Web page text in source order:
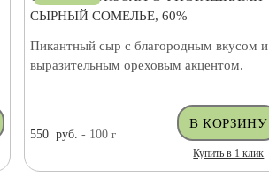
СЫРНЫЙ СОМЕЛЬЕ, 60%
Пикантный сыр с благородным вкусом и
выразительным ореховым акцентом.
550 руб. - 100 г
Купить в 1 клик